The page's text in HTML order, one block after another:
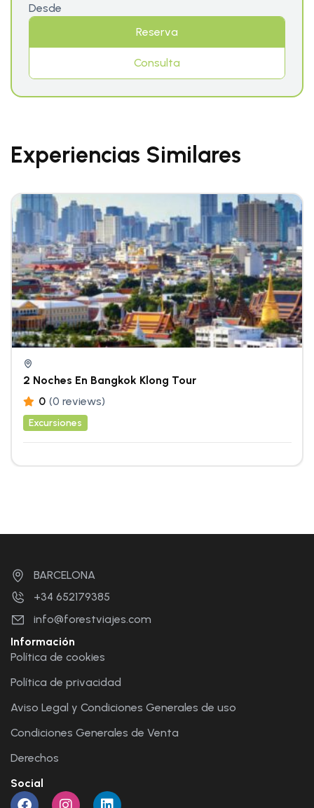
Desde
Reserva
Consulta
Experiencias Similares
2 Noches En Bangkok Klong Tour
0 (0 reviews)
Excursiones
BARCELONA
+34 652179385
info@forestviajes.com
Información
Política de cookies
Política de privacidad
Aviso Legal y Condiciones Generales de uso
Condiciones Generales de Venta
Derechos
Social